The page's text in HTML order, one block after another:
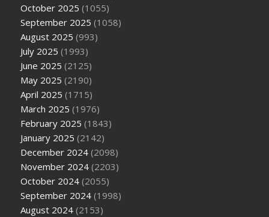
October 2025 (1055)
September 2025 (1058)
August 2025 (993)
July 2025 (1993)
June 2025 (2125)
May 2025 (2190)
April 2025 (1715)
March 2025 (1976)
February 2025 (1843)
January 2025 (2142)
December 2024 (2098)
November 2024 (2203)
October 2024 (2055)
September 2024 (1998)
August 2024 (2153)